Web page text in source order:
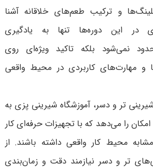
و ترکیب طعم‌های خلاقانه آشنا
در این دوره‌ها تنها به یادگیری
نمی‌شود بلکه تاکید ویژه‌ای روی
و مهارت‌های کاربردی در محیط واقعی
تر و دسر، آموزشگاه شیرینی پزی به
را می‌دهد که با تجهیزات حرفه‌ای کار
محیط کار واقعی داشته باشند. از
تر و دسر نیازمند دقت و زمان‌بندی